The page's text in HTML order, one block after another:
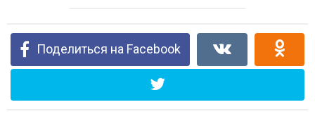
Поделиться на Facebook